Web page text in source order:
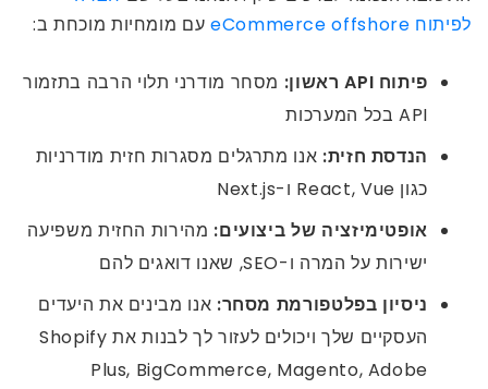
לפיתוח eCommerce offshore
עם מומחיות מוכחת ב:
פיתוח API ראשון:
מסחר מודרני תלוי הרבה בתזמור
API בכל המערכות
הנדסת חזית: אנו מתרגלים מסגרות חזית מודרניות
כגון React, Vue ו-Next.js
אופטימיזציה של ביצועים: מהירות החזית משפיעה
ישירות על המרה ו-SEO, שאנו דואגים להם
ניסיון בפלטפורמת מסחר: אנו מבינים את היעדים
העסקיים שלך ויכולים לעזור לך לבנות את Shopify
Plus, BigCommerce, Magento, Adobe